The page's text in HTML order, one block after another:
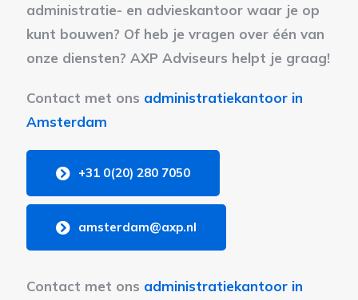
administratie- en advieskantoor waar je op
kunt bouwen? Of heb je vragen over één van
onze diensten? AXP Adviseurs helpt je graag!
Contact met ons administratiekantoor in
Amsterdam
+31 0(20) 280 7050
amsterdam@axp.nl
Contact met ons administratiekantoor in